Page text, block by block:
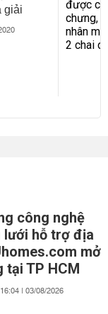
giải
công nghệ
lưới hỗ trợ địa
mở
tại TP HCM
16:04 | 03/08/2026